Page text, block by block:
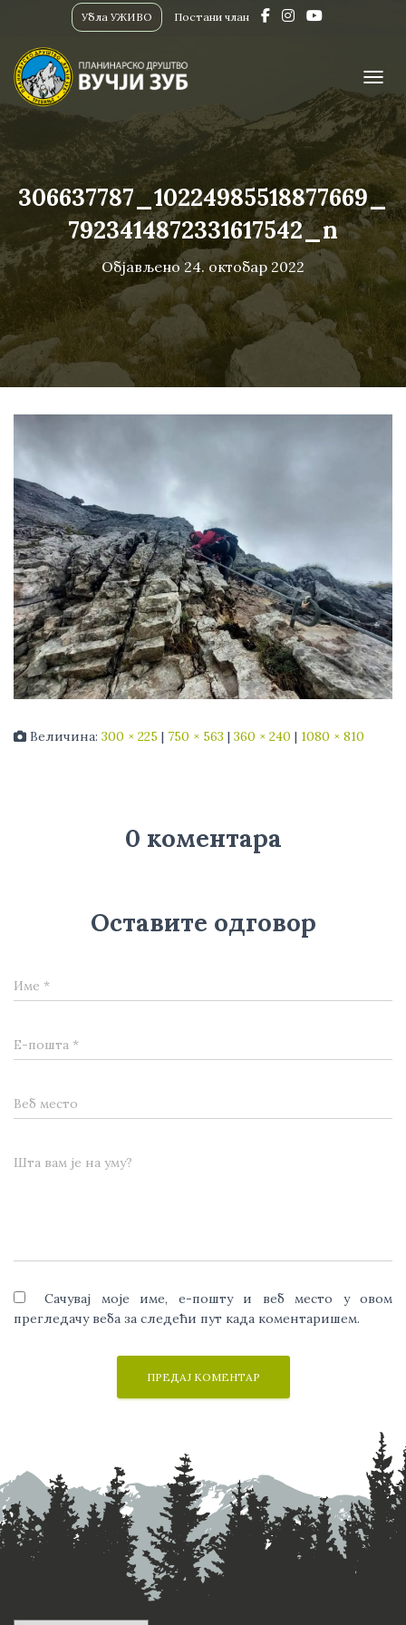
Убла УЖИВО Постани члан
306637787_10224985518877669_
7923414872331617542_n
Објављено24. октобар 2022
Величина: 300 × 225 | 750 × 563 | 360 × 240 | 1080 × 810
0 коментара
Оставите одговор
Име *
Е-пошта *
Веб место
Шта вам је на уму?
Сачувај моје име, е-пошту и веб место у овом
прегледачу веба за следећи пут када коментаришем.